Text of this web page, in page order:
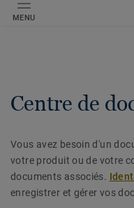
MENU
Centre de
Vous avez besoin d'un
votre produit ou de votre
documents associés.
enregistrer et gérer vos